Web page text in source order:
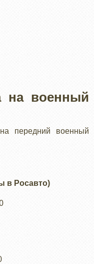
на военный
передний военный
в Росавто)